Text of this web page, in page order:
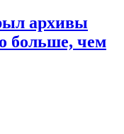
архивы
больше, чем